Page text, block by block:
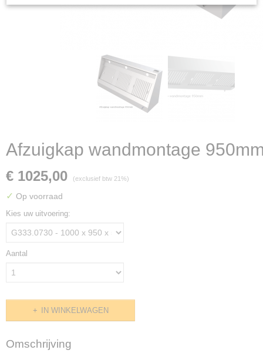
Afzuigkap wandmontage
€ 1025,00 (exclusief btw 21%)
✓ Op voorraad
Kies uw uitvoering:
Aantal
IN WINKELWAGEN
Omschrijving